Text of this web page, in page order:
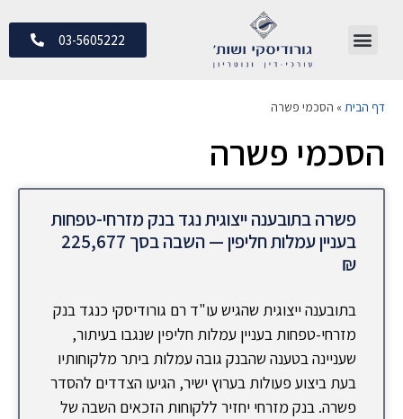
03-5605222
דף הבית » הסכמי פשרה
הסכמי פשרה
פשרה בתובענה ייצוגית נגד בנק מזרחי-טפחות
בעניין עמלות חליפין — השבה בסך 225,677
₪
בתובענה ייצוגית שהגיש עו"ד רם גורודיסקי כנגד בנק
מזרחי-טפחות בעניין עמלות חליפין שנגבו בעיתור,
שעניינה בטענה שהבנק גובה עמלות ביתר מלקוחותיו
בעת ביצוע פעולות בערוץ ישיר, הגיעו הצדדים להסדר
פשרה. בנק מזרחי יחזיר ללקוחות הזכאים השבה של